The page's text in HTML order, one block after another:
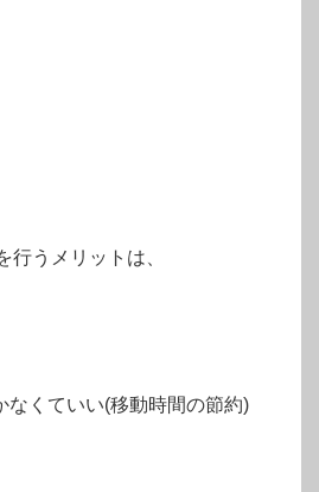
行うメリットは、
なくていい(移動時間の節約)